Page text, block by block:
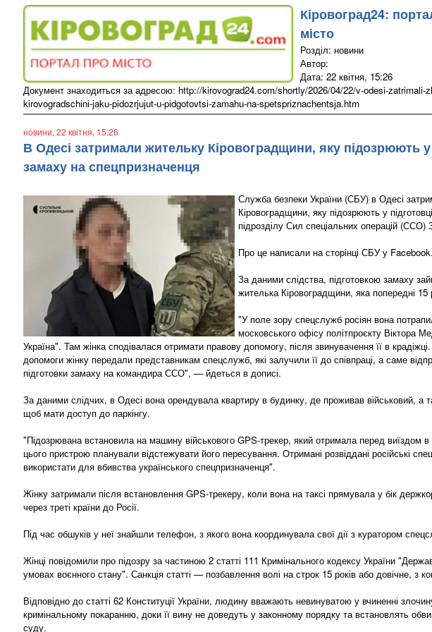
Кіровоград24:
місто
Розділ: новини
Автор:
Дата: 22 квітня, 15:26
Документ знаходиться за адресою: http://kirovograd24.com/shortly/2026/04/22/v-odesi-zatrimali-
kirovogradschini-jaku-pidozrjujut-u-pidgotovtsi-zamahu-na-spetspriznachentsja.htm
новини, 22 квітня, 15:26
В Одесі затримали жительку Кіровоградщини, яку підозрюють у
замаху на спецпризначенця
Служба безпеки України (СБУ) в Одесі
Кіровоградщини, яку підозрюють у
підрозділу Сил спеціальних операцій (ССО)
Про це написали на сторінці СБУ у Facebook.
За даними слідства, підготовкою замаху
жителька Кіровоградщини, яка попередні 15
"У поле зору спецслужб росіян вона
московського офісу політпроєкту Віктора
Україна". Там жінка сподівалася отримати правову допомогу, після звинувачення її в
допомоги жінку передали представникам спецслужб, які залучили її до співпраці, а саме
підготовки замаху на командира ССО", — йдеться в дописі.
За даними слідчих, в Одесі вона орендувала квартиру в будинку, де проживав військовий, а
щоб мати доступ до паркінгу.
"Підозрювана встановила на машину військового GPS-трекер, який отримала перед виїздом
цього пристрою планували відстежувати його пересування. Отримані розвіддані російські
використати для вбивства українського спецпризначенця".
Жінку затримали після встановлення GPS-трекеру, коли вона на таксі прямувала у бік
через треті країни до Росії.
Під час обшуків у неї знайшли телефон, з якого вона координувала свої дії з куратором
Жінці повідомили про підозру за частиною 2 статті 111 Кримінального кодексу України
умовах воєнного стану". Санкція статті — позбавлення волі на строк 15 років або довічне, з
Відповідно до статті 62 Конституції України, людину вважають невинуватою у вчиненні
кримінальному покаранню, доки її вину не доведуть у законному порядку та встановлять
суду.